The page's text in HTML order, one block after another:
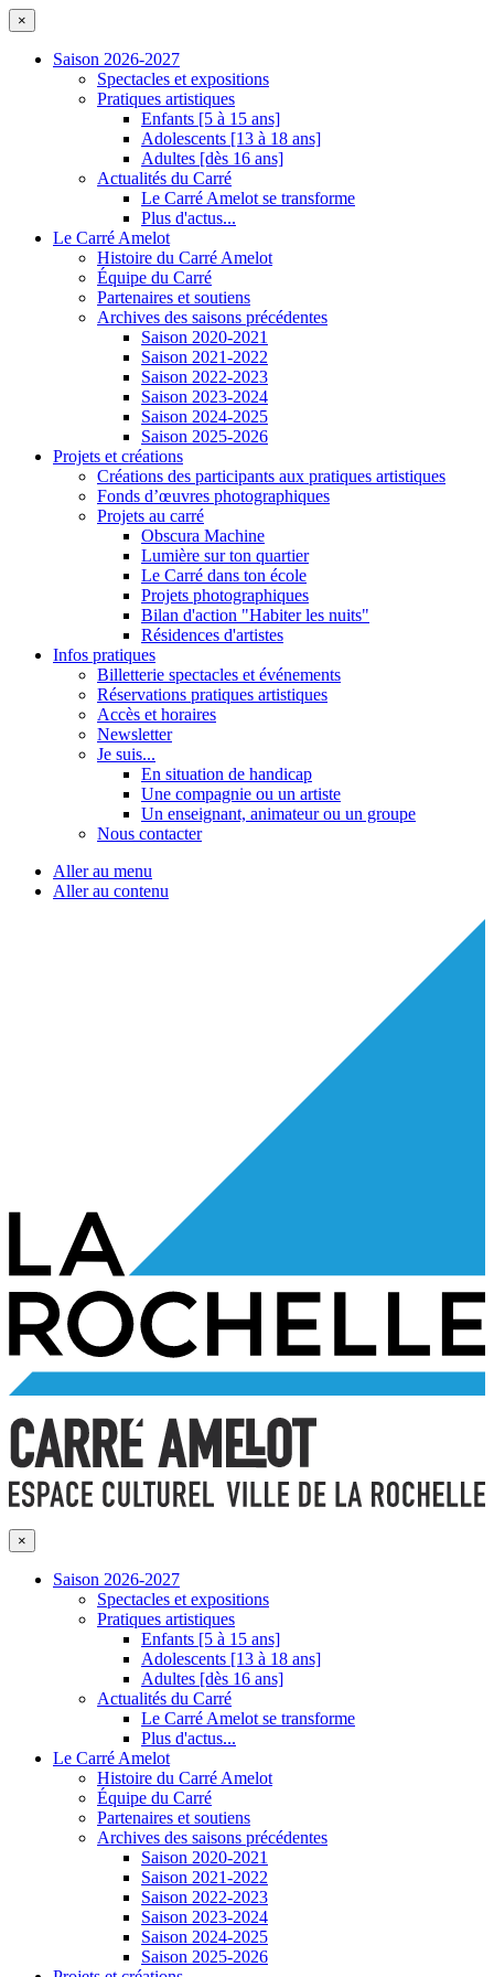
×
Saison 2026-2027
Spectacles et expositions
Pratiques artistiques
Enfants [5 à 15 ans]
Adolescents [13 à 18 ans]
Adultes [dès 16 ans]
Actualités du Carré
Le Carré Amelot se transforme
Plus d'actus...
Le Carré Amelot
Histoire du Carré Amelot
Équipe du Carré
Partenaires et soutiens
Archives des saisons précédentes
Saison 2020-2021
Saison 2021-2022
Saison 2022-2023
Saison 2023-2024
Saison 2024-2025
Saison 2025-2026
Projets et créations
Créations des participants aux pratiques artistiques
Fonds d’œuvres photographiques
Projets au carré
Obscura Machine
Lumière sur ton quartier
Le Carré dans ton école
Projets photographiques
Bilan d'action "Habiter les nuits"
Résidences d'artistes
Infos pratiques
Billetterie spectacles et événements
Réservations pratiques artistiques
Accès et horaires
Newsletter
Je suis...
En situation de handicap
Une compagnie ou un artiste
Un enseignant, animateur ou un groupe
Nous contacter
Aller au menu
Aller au contenu
×
Saison 2026-2027
Spectacles et expositions
Pratiques artistiques
Enfants [5 à 15 ans]
Adolescents [13 à 18 ans]
Adultes [dès 16 ans]
Actualités du Carré
Le Carré Amelot se transforme
Plus d'actus...
Le Carré Amelot
Histoire du Carré Amelot
Équipe du Carré
Partenaires et soutiens
Archives des saisons précédentes
Saison 2020-2021
Saison 2021-2022
Saison 2022-2023
Saison 2023-2024
Saison 2024-2025
Saison 2025-2026